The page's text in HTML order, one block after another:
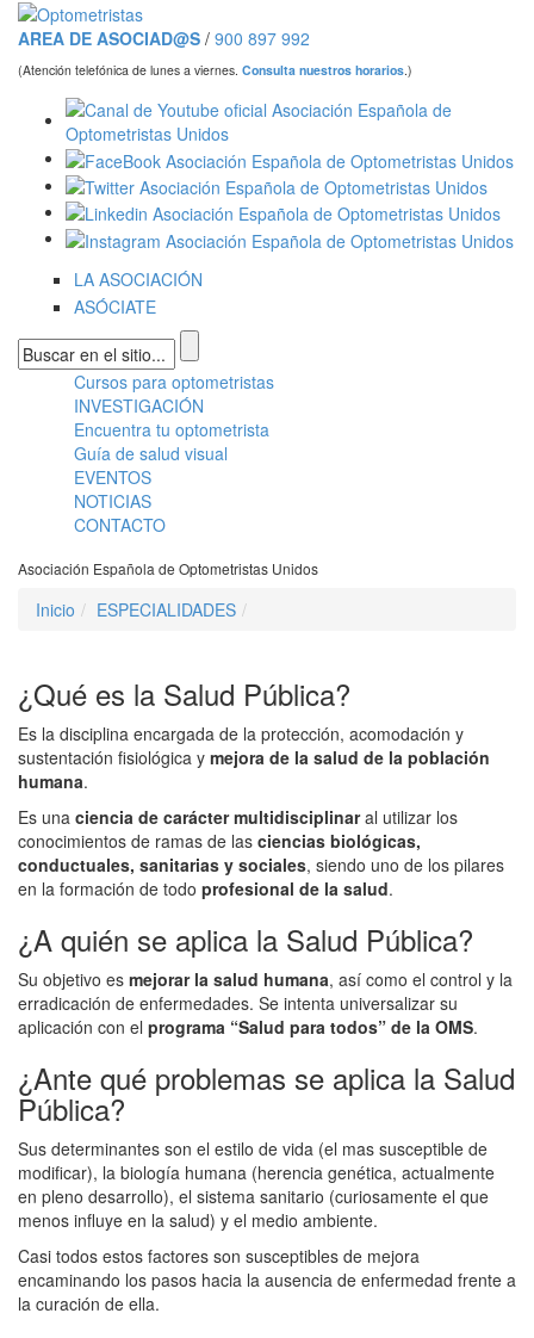
Pasar al contenido principal
AREA DE ASOCIAD@S / 900 897 992
(Atención telefónica de lunes a viernes. Consulta nuestros horarios.)
LA ASOCIACIÓN
ASÓCIATE
Formulario de búsqueda
Menú principal
Cursos para optometristas
INVESTIGACIÓN
Encuentra tu optometrista
Guía de salud visual
EVENTOS
NOTICIAS
CONTACTO
Asociación Española de Optometristas Unidos
Inicio ESPECIALIDADES
¿Qué es la Salud Pública?
Es la disciplina encargada de la protección, acomodación y
sustentación fisiológica y mejora de la salud de la población
humana.
Es una ciencia de carácter multidisciplinaral utilizar los
conocimientos de ramas de las ciencias biológicas,
conductuales, sanitarias y sociales, siendo uno de los pilares
en la formación de todo profesional de la salud.
¿A quién se aplica la Salud Pública?
Su objetivo es mejorar la salud humana, así como el control y la
erradicación de enfermedades. Se intenta universalizar su
aplicación con el programa “Salud para todos” de la OMS.
¿Ante qué problemas se aplica la Salud
Pública?
Sus determinantes son el estilo de vida (el mas susceptible de
modificar), la biología humana (herencia genética, actualmente
en pleno desarrollo), el sistema sanitario (curiosamente el que
menos influye en la salud) y el medio ambiente.
Casi todos estos factores son susceptibles de mejora
encaminando los pasos hacia la ausencia de enfermedad frente a
la curación de ella.